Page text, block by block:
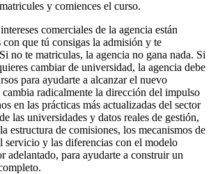
y comiences el curso.
comerciales de la agencia están
con que tú consigas la admisión y te
no te matriculas, la agencia no gana nada. Si
cambiar de universidad, la agencia debe
para ayudarte a alcanzar el nuevo
radicalmente la dirección del impulso
en las prácticas más actualizadas del sector
las universidades y datos reales de gestión,
estructura de comisiones, los mecanismos de
servicio y las diferencias con el modelo
adelantado, para ayudarte a construir un